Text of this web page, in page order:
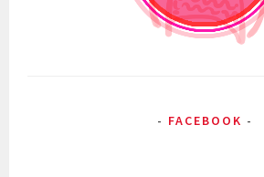
FACEBOOK